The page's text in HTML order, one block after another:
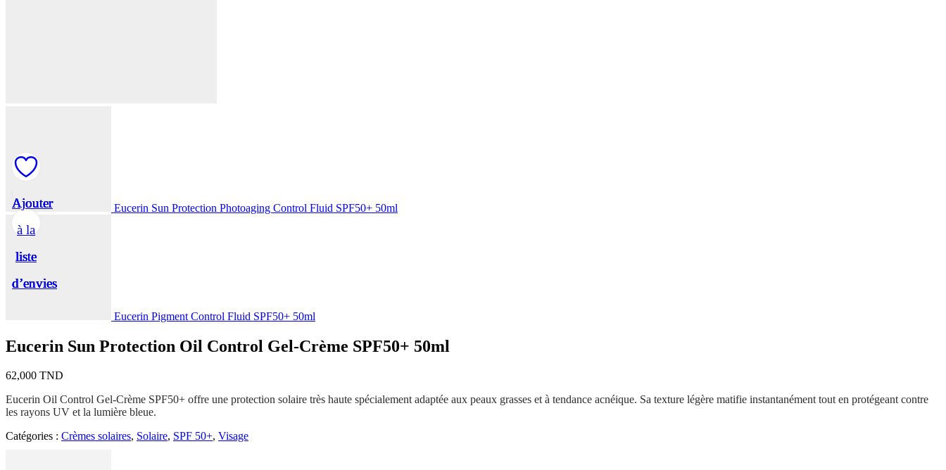
Eucerin Sun Protection Photoaging Control Fluid SPF50+ 50ml
Eucerin Pigment Control Fluid SPF50+ 50ml
Eucerin Sun Protection Oil Control Gel-Crème SPF50+ 50ml
62,000 TND
Eucerin Oil Control Gel-Crème SPF50+ offre une protection solaire très haute spécialement adaptée aux peaux grasses et à tendance acnéique. Sa texture légère matifie instantanément tout en protégeant contre
les rayons UV et la lumière bleue.
Catégories : Crèmes solaires, Solaire, SPF 50+, Visage
Ajouter
à la
liste
d’envies
Ajouter
à la
liste
d’envies
Ajouter
à la
liste
d’envies
Ajouter
à la
liste
d’envies
Ajouter
à la
liste
d’envies